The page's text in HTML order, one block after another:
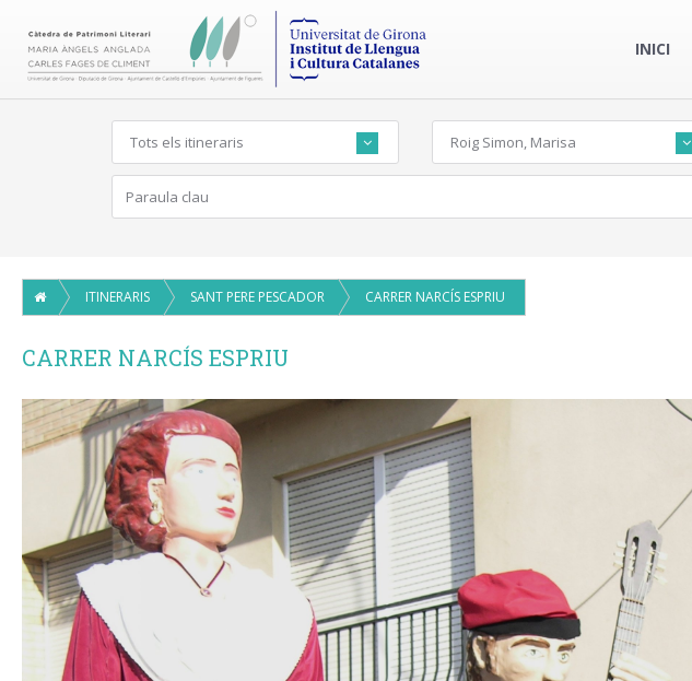
INICI
Tots els itineraris Roig Simon, Marisa
ITINERARIS SANT PERE PESCADOR CARRER NARCÍS ESPRIU
CARRER NARCÍS ESPRIU